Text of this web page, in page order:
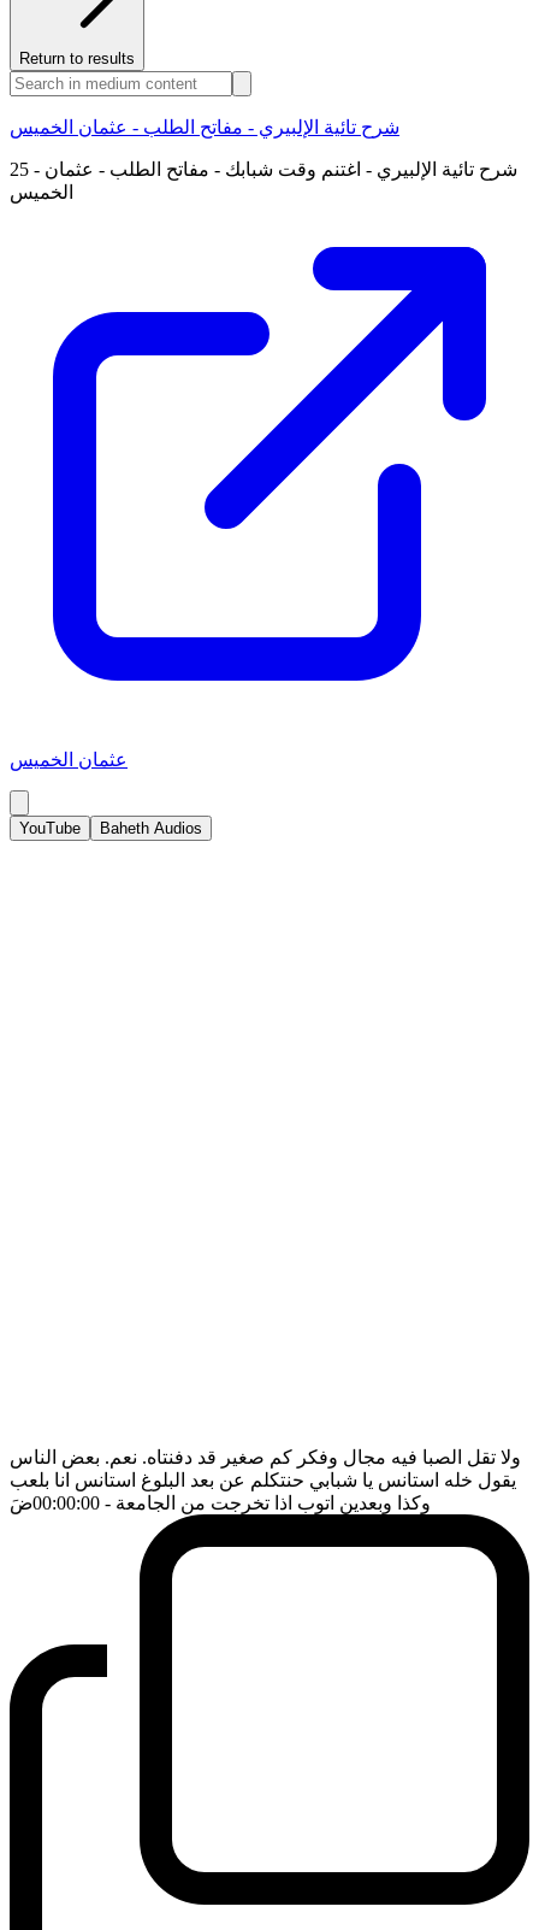
Return to results
شرح تائية الإلبيري - مفاتح الطلب - عثمان الخميس
25 - شرح تائية الإلبيري - اغتنم وقت شبابك - مفاتح الطلب - عثمان
الخميس
عثمان الخميس
YouTube Baheth Audios
ولا تقل الصبا فيه مجال وفكر كم صغير قد دفنتاه. نعم. بعض الناس
يقول خله استانس يا شبابي حنتكلم عن بعد البلوغ استانس انا بلعب
وكذا وبعدين اتوب اذا تخرجت من الجامعة - 00:00:00 ضَ